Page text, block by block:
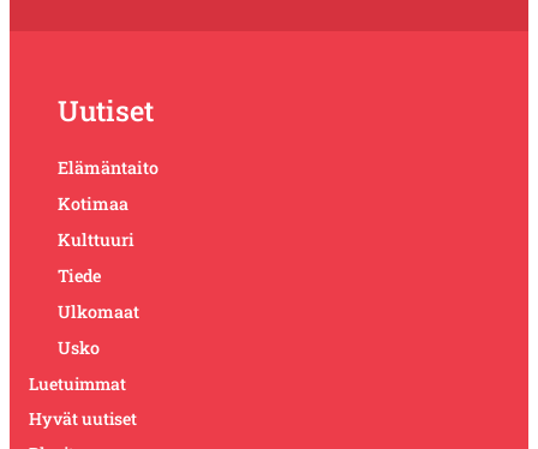
Uutiset
Elämäntaito
Kotimaa
Kulttuuri
Tiede
Ulkomaat
Usko
Luetuimmat
Hyvät uutiset